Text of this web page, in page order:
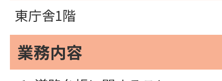
東庁舎1階
業務内容